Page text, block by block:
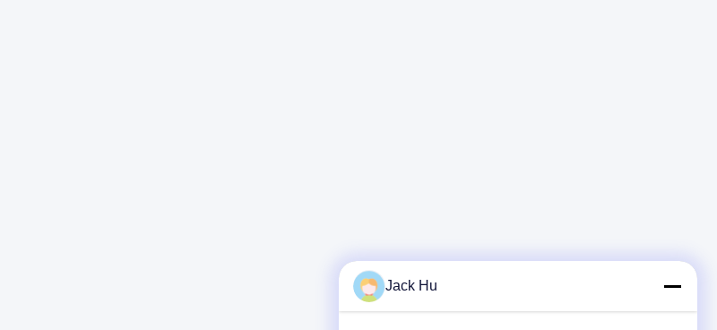
Jack Hu